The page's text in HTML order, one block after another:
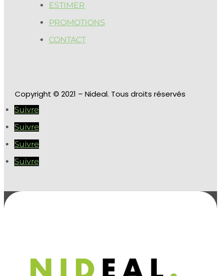
ESTIMER
PROMOTIONS
CONTACT
Copyright © 2021 – Nideal. Tous droits réservés
Suivre
Suivre
Suivre
Suivre